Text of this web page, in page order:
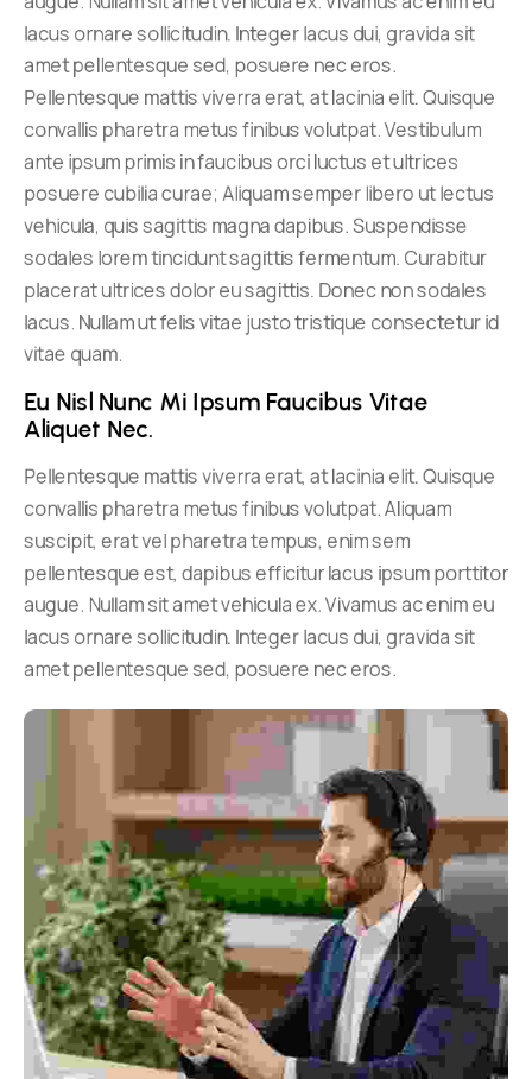
lacus ornare sollicitudin. Integer lacus dui, gravida sit
amet pellentesque sed, posuere nec eros.
Pellentesque mattis viverra erat, at lacinia elit. Quisque
convallis pharetra metus finibus volutpat. Vestibulum
ante ipsum primis in faucibus orci luctus et ultrices
posuere cubilia curae; Aliquam semper libero ut lectus
vehicula, quis sagittis magna dapibus. Suspendisse
sodales lorem tincidunt sagittis fermentum. Curabitur
placerat ultrices dolor eu sagittis. Donec non sodales
lacus. Nullam ut felis vitae justo tristique consectetur id
vitae quam.
Eu Nisl Nunc Mi Ipsum Faucibus Vitae
Aliquet Nec.
Pellentesque mattis viverra erat, at lacinia elit. Quisque
convallis pharetra metus finibus volutpat. Aliquam
suscipit, erat vel pharetra tempus, enim sem
pellentesque est, dapibus efficitur lacus ipsum porttitor
augue. Nullam sit amet vehicula ex. Vivamus ac enim eu
lacus ornare sollicitudin. Integer lacus dui, gravida sit
amet pellentesque sed, posuere nec eros.